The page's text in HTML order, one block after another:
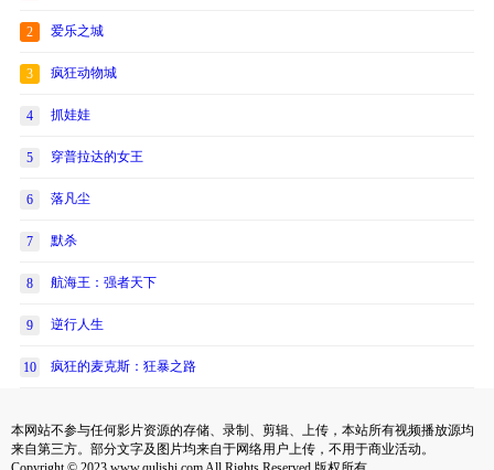
2 爱乐之城
3 疯狂动物城
4 抓娃娃
5 穿普拉达的女王
6 落凡尘
7 默杀
8 航海王：强者天下
9 逆行人生
10 疯狂的麦克斯：狂暴之路
本网站不参与任何影片资源的存储、录制、剪辑、上传，本站所有视频播放源均
来自第三方。部分文字及图片均来自于网络用户上传，不用于商业活动。